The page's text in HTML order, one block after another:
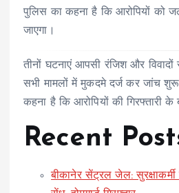
पुलिस का कहना है कि आरोपियों को
जाएगा।
तीनों घटनाएं आपसी रंजिश और
सभी मामलों में मुकदमे दर्ज कर जांच
कहना है कि आरोपियों की गिरफ्तारी के
Recent
बीकानेर सेंट्रल जेल: